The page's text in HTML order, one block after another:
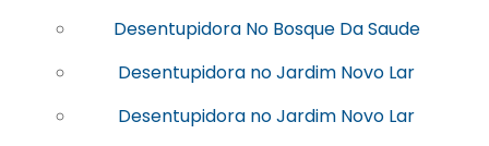
Desentupidora No Bosque Da Saude
Desentupidora no Jardim Novo Lar
Desentupidora no Jardim Novo Lar